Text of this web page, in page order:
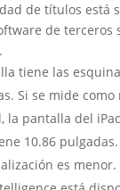
de títulos está
de terceros
tiene las
Si se mide
la pantalla del
10.86 pulgadas.
es menor.